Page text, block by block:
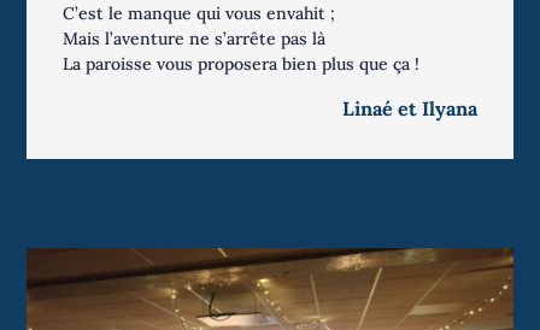
C’est le manque qui vous envahit ;
Mais l’aventure ne s’arrête pas là
La paroisse vous proposera bien plus que ça !
Linaé et Ilyana